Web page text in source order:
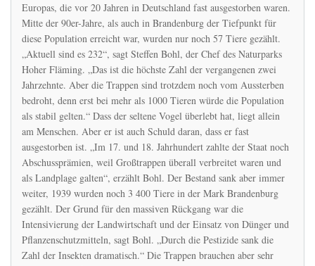
die
ersten
Lebenswochen
ihrer
Doch
sie
finden
zu
wenige
Europas, die vor 20 Jahren in Deutschland fast ausgestorben waren.
Mitte der 90er-Jahre, als auch in Brandenburg der Tiefpunkt für
diese Population erreicht war, wurden nur noch 57 Tiere gezählt.
„Aktuell sind es 232“, sagt Steffen Bohl, der Chef des Naturparks
Hoher Fläming. „Das ist die höchste Zahl der vergangenen zwei
Jahrzehnte. Aber die Trappen sind trotzdem noch vom Aussterben
bedroht, denn erst bei mehr als 1000 Tieren würde die Population
als stabil gelten.“ Dass der seltene Vogel überlebt hat, liegt allein
am Menschen. Aber er ist auch Schuld daran, dass er fast
ausgestorben ist. „Im 17. und 18. Jahrhundert zahlte der Staat noch
Abschussprämien, weil Großtrappen überall verbreitet waren und
als Landplage galten“, erzählt Bohl. Der Bestand sank aber immer
weiter, 1939 wurden noch 3 400 Tiere in der Mark Brandenburg
gezählt. Der Grund für den massiven Rückgang war die
Intensivierung der Landwirtschaft und der Einsatz von Dünger und
Pflanzenschutzmitteln, sagt Bohl. „Durch die Pestizide sank die
Zahl der Insekten dramatisch.“ Die Trappen brauchen aber sehr